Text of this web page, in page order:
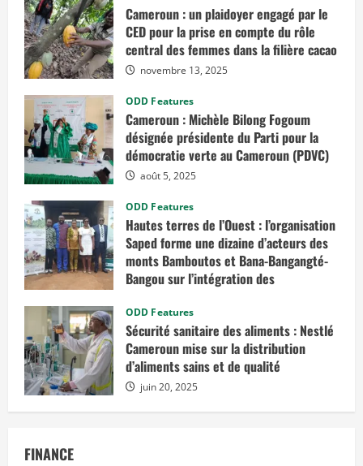
Cameroun : un plaidoyer engagé par le
CED pour la prise en compte du rôle
central des femmes dans la filière cacao
novembre 13, 2025
ODD Features
Cameroun : Michèle Bilong Fogoum
désignée présidente du Parti pour la
démocratie verte au Cameroun (PDVC)
août 5, 2025
ODD Features
Hautes terres de l’Ouest : l’organisation
Saped forme une dizaine d’acteurs des
monts Bamboutos et Bana-Bangangté-
Bangou sur l’intégration des
projets de développement
juillet 23, 2025
ODD Features
Sécurité sanitaire des aliments : Nestlé
Cameroun mise sur la distribution
d’aliments sains et de qualité
juin 20, 2025
FINANCE